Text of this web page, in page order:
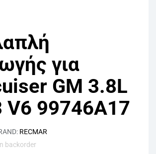
για
GM 3.8L
V6 99746A17
RECMAR
backorder